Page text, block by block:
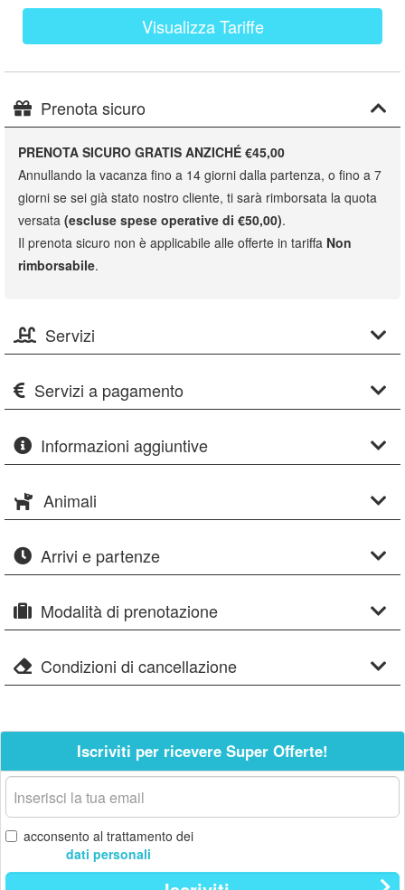
Visualizza Tariffe
Prenota sicuro
PRENOTA SICURO GRATIS ANZICHÉ €45,00
Annullando la vacanza fino a 14 giorni dalla partenza, o fino a 7
giorni se sei già stato nostro cliente, ti sarà rimborsata la quota
versata (escluse spese operative di €50,00).
Il prenota sicuro non è applicabile alle offerte in tariffa Non
rimborsabile.
Servizi
Servizi a pagamento
Informazioni aggiuntive
Animali
Arrivi e partenze
Modalità di prenotazione
Condizioni di cancellazione
Iscriviti per ricevere Super Offerte!
La
tua
email
acconsento al trattamento dei
dati personali